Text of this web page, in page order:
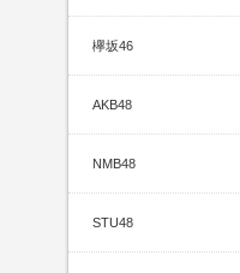
欅坂46
AKB48
NMB48
STU48